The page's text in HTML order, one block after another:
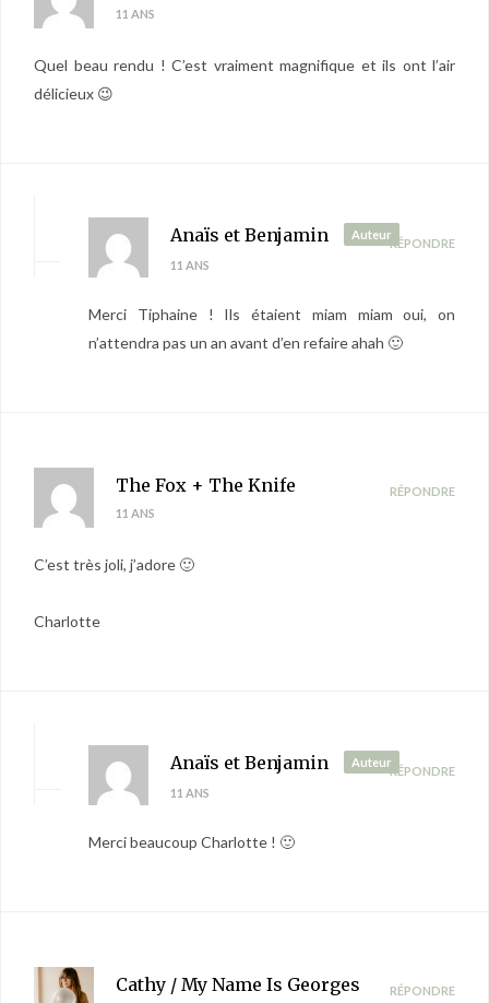
11 ANS
Quel beau rendu ! C’est vraiment magnifique et ils ont l’air
délicieux 😉
Anaïs et Benjamin Auteur
11 ANS
RÉPONDRE
Merci Tiphaine ! Ils étaient miam miam oui, on
n’attendra pas un an avant d’en refaire ahah 🙂
The Fox + The Knife
11 ANS
RÉPONDRE
C’est très joli, j’adore 🙂
Charlotte
Anaïs et Benjamin Auteur
11 ANS
RÉPONDRE
Merci beaucoup Charlotte ! 🙂
Cathy / My Name Is Georges RÉPONDRE